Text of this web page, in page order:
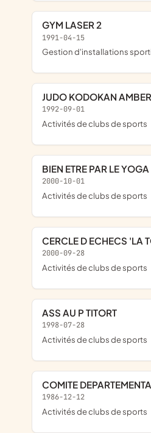
GYM LASER 2
1991-04-15
Gestion d'installations
JUDO KODOKAN
1992-09-01
Activités de clubs de sports
BIEN ETRE PAR LE YOGA
2000-10-01
Activités de clubs de sports
CERCLE D ECHECS 'LA
2000-09-28
Activités de clubs de sports
ASS AU P TITORT
1998-07-28
Activités de clubs de sports
COMITE
1986-12-12
Activités de clubs de sports